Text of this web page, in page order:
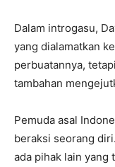
Dalam introgasu,
yang dialamatkan
perbuatannya,
tambahan
Pemuda asal
beraksi seorang
ada pihak lain yang